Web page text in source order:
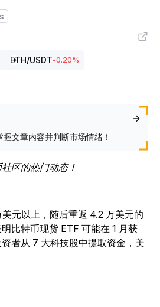
ETH/USDT-0.20%
文章内容并判断市场情绪！
区的热门动态！
元以上，随后重返 4.2 万美元的
比特币现货 ETF 可能在 1 月获
者从 7 大科技股中提取资金，美